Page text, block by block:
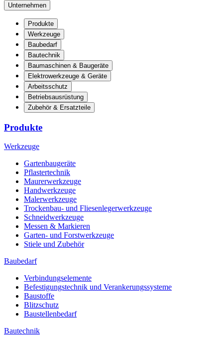
Unternehmen
Produkte
Werkzeuge
Baubedarf
Bautechnik
Baumaschinen & Baugeräte
Elektrowerkzeuge & Geräte
Arbeitsschutz
Betriebsausrüstung
Zubehör & Ersatzteile
Produkte
Werkzeuge
Gartenbaugeräte
Pflastertechnik
Maurerwerkzeuge
Handwerkzeuge
Malerwerkzeuge
Trockenbau- und Fliesenlegerwerkzeuge
Schneidwerkzeuge
Messen & Markieren
Garten- und Forstwerkzeuge
Stiele und Zubehör
Baubedarf
Verbindungselemente
Befestigungstechnik und Verankerungssysteme
Baustoffe
Blitzschutz
Baustellenbedarf
Bautechnik